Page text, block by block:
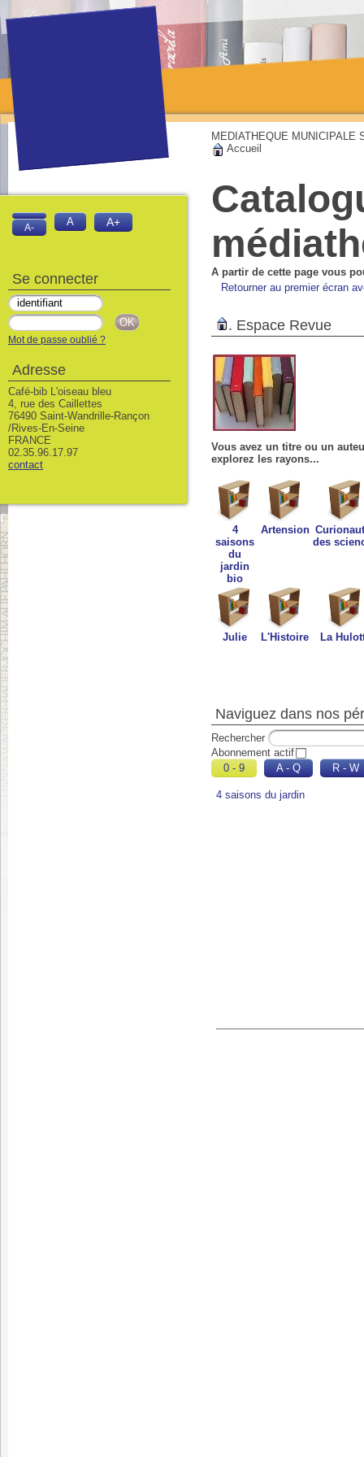
MEDIATHEQUE MUNICIPALE
Accueil
A partir de cette page vous
Retourner au premier écran
. Espace Revue
Vous avez un titre ou un
explorez les rayons...
4
saisons
du
jardin
bio
Artension
des
Julie L'Histoire La
Naviguez dans nos
Rechercher
Abonnement actif
0 - 9
A - Q R - W
4 saisons du jardin
A- A A+
Se connecter
Mot de passe oublié ?
Adresse
Café-bib L'oiseau bleu
4, rue des Caillettes
76490 Saint-Wandrille-Rançon
/Rives-En-Seine
FRANCE
02.35.96.17.97
contact